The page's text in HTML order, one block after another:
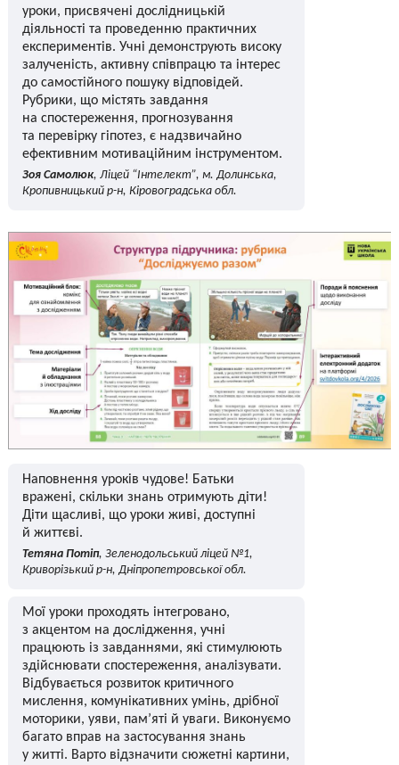
уроки, присвячені дослідницькій
діяльності та проведенню практичних
експериментів. Учні демонструють високу
залученість, активну співпрацю та інтерес
до самостійного пошуку відповідей.
Рубрики, що містять завдання
на спостереження, прогнозування
та перевірку гіпотез, є надзвичайно
ефективним мотиваційним інструментом.
Зоя Самолюк, Ліцей “Інтелект”, м. Долинська,
Кропивницький р-н, Кіровоградська обл.
Наповнення уроків чудове! Батьки
вражені, скільки знань отримують діти!
Діти щасливі, що уроки живі, доступні
й життєві.
Тетяна Потіп, Зеленодольський ліцей №1,
Криворізький р-н, Дніпропетровської обл.
Мої уроки проходять інтегровано,
з акцентом на дослідження, учні
працюють із завданнями, які стимулюють
здійснювати спостереження, аналізувати.
Відбувається розвиток критичного
мислення, комунікативних умінь, дрібної
моторики, уяви, пам’яті й уваги. Виконуємо
багато вправ на застосування знань
у житті. Варто відзначити сюжетні картини,